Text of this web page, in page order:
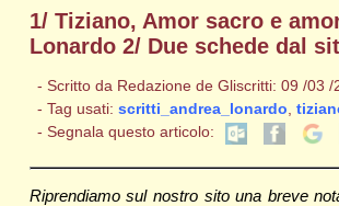
1/ Tiziano, Amor sacro e
Lonardo 2/ Due schede dal
- Scritto da Redazione de Gliscritti: 09 /03
- Tag usati: scritti_andrea_lonardo
- Segnala questo articolo:
Riprendiamo sul nostro sito una breve